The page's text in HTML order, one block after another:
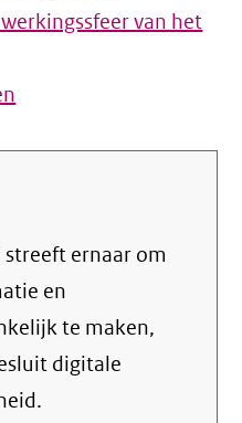
van het
en
te maken,
digitale
.